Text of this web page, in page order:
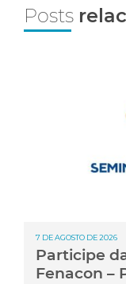
Posts
7 DE AGOSTO DE 2026
Participe
Fenacon –